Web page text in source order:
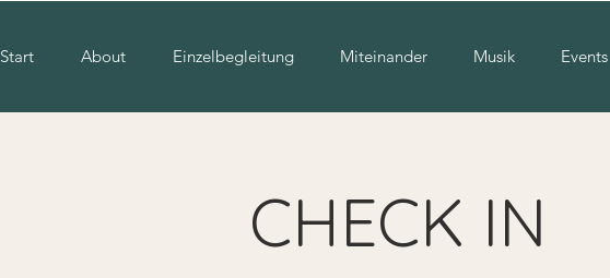
Start About Einzelbegleitung Miteinander Musik Events
CHECK IN